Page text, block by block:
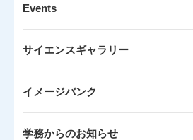
Events
サイエンスギャラリー
イメージバンク
学務からのお知らせ